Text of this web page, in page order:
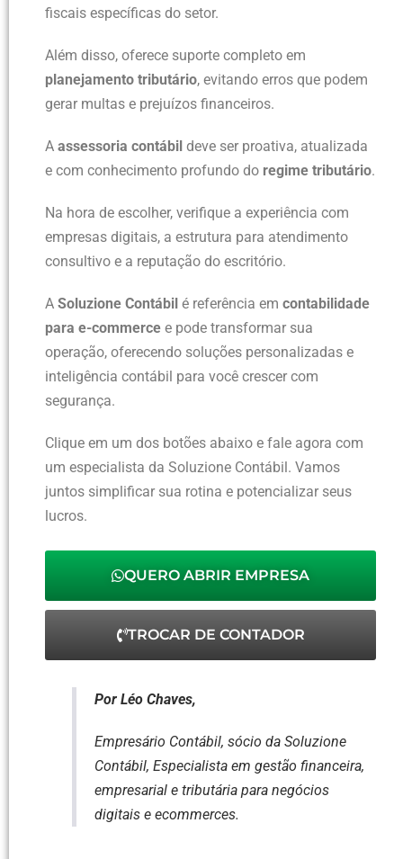
fiscais específicas do setor.
Além disso, oferece suporte completo em
planejamento tributário, evitando erros que podem
gerar multas e prejuízos financeiros.
A assessoria contábil deve ser proativa, atualizada
e com conhecimento profundo do regime tributário.
Na hora de escolher, verifique a experiência com
empresas digitais, a estrutura para atendimento
consultivo e a reputação do escritório.
A Soluzione Contábil é referência em contabilidade
para e-commerce e pode transformar sua
operação, oferecendo soluções personalizadas e
inteligência contábil para você crescer com
segurança.
Clique em um dos botões abaixo e fale agora com
um especialista da Soluzione Contábil. Vamos
juntos simplificar sua rotina e potencializar seus
lucros.
QUERO ABRIR EMPRESA
TROCAR DE CONTADOR
Por Léo Chaves,
Empresário Contábil, sócio da Soluzione
Contábil, Especialista em gestão financeira,
empresarial e tributária para negócios
digitais e ecommerces.